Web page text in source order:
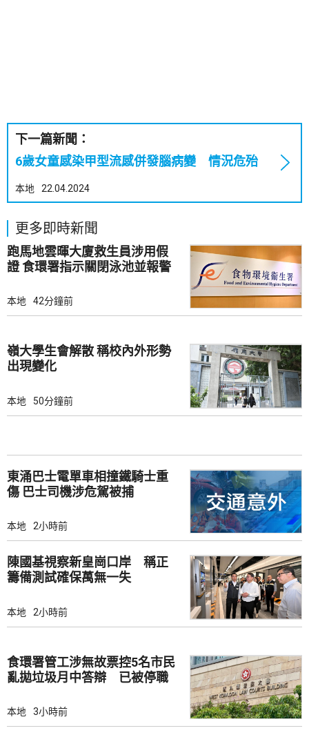
下一篇新聞：
6歲女童感染甲型流感併發腦病變 情況危殆
本地 22.04.2024
更多即時新聞
跑馬地雲暉大廈救生員涉用假
證 食環署指示關閉泳池並報警
本地 42分鐘前
嶺大學生會解散 稱校內外形勢
出現變化
本地 50分鐘前
東涌巴士電單車相撞鐵騎士重
傷 巴士司機涉危駕被捕
本地 2小時前
陳國基視察新皇崗口岸 稱正
籌備測試確保萬無一失
本地 2小時前
食環署管工涉無故票控5名市民
亂拋垃圾月中答辯 已被停職
本地 3小時前